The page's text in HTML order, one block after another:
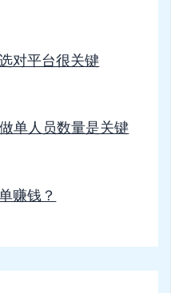
对平台很关键
单人员数量是关键
赚钱？